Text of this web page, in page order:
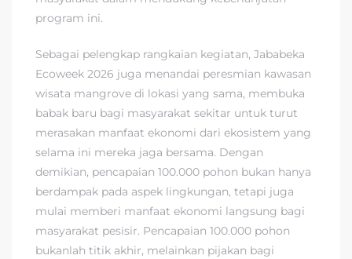
program ini.
Sebagai pelengkap rangkaian kegiatan, Jababeka
Ecoweek 2026 juga menandai peresmian kawasan
wisata mangrove di lokasi yang sama, membuka
babak baru bagi masyarakat sekitar untuk turut
merasakan manfaat ekonomi dari ekosistem yang
selama ini mereka jaga bersama. Dengan
demikian, pencapaian 100.000 pohon bukan hanya
berdampak pada aspek lingkungan, tetapi juga
mulai memberi manfaat ekonomi langsung bagi
masyarakat pesisir. Pencapaian 100.000 pohon
bukanlah titik akhir, melainkan pijakan bagi